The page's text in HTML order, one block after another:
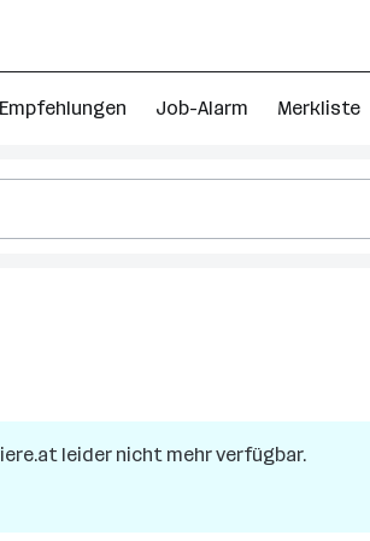
Job-Alarm Merkliste
leider nicht mehr verfügbar.